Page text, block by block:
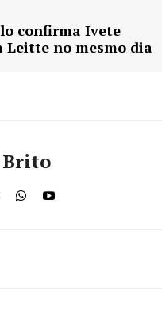
confirma Ivete
Leitte no mesmo dia
Brito